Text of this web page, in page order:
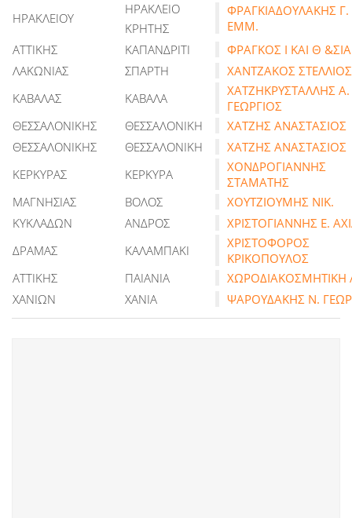
ΗΡΑΚΛΕΙΟΥ
ΗΡΑΚΛΕΙΟ
ΚΡΗΤΗΣ
ΦΡΑΓΚΙΑΔΟΥΛΑΚΗΣ Γ.
ΕΜΜ.
ΑΤΤΙΚΗΣ
ΚΑΠΑΝΔΡΙΤΙ
ΦΡΑΓΚΟΣ Ι ΚΑΙ Θ
ΛΑΚΩΝΙΑΣ
ΣΠΑΡΤΗ
ΧΑΝΤΖΑΚΟΣ ΣΤΕΛΛΙΟΣ
ΚΑΒΑΛΑΣ
ΚΑΒΑΛΑ
ΧΑΤΖΗΚΡΥΣΤΑΛΛΗΣ Α.
ΓΕΩΡΓΙΟΣ
ΘΕΣΣΑΛΟΝΙΚΗΣ
ΘΕΣΣΑΛΟΝΙΚΗ
ΧΑΤΖΗΣ ΑΝΑΣΤΑΣΙΟΣ
ΘΕΣΣΑΛΟΝΙΚΗΣ
ΘΕΣΣΑΛΟΝΙΚΗ
ΧΑΤΖΗΣ ΑΝΑΣΤΑΣΙΟΣ
ΚΕΡΚΥΡΑΣ
ΚΕΡΚΥΡΑ
ΧΟΝΔΡΟΓΙΑΝΝΗΣ
ΣΤΑΜΑΤΗΣ
ΜΑΓΝΗΣΙΑΣ
ΒΟΛΟΣ
ΧΟΥΤΖΙΟΥΜΗΣ ΝΙΚ.
ΚΥΚΛΑΔΩΝ
ΑΝΔΡΟΣ
ΧΡΙΣΤΟΓΙΑΝΝΗΣ Ε.
ΔΡΑΜΑΣ
ΚΑΛΑΜΠΑΚΙ
ΧΡΙΣΤΟΦΟΡΟΣ
ΚΡΙΚΟΠΟΥΛΟΣ
ΑΤΤΙΚΗΣ
ΠΑΙΑΝΙΑ
ΧΩΡΟΔΙΑΚΟΣΜΗΤΙΚΗ
ΧΑΝΙΩΝ
ΧΑΝΙΑ ΨΑΡΟΥΔΑΚΗΣ Ν.